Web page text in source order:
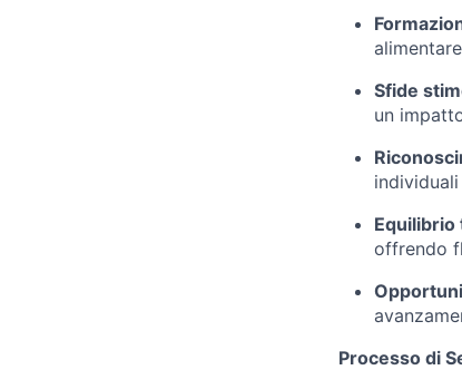
Sfide
un
Equilibrio
offrendo
Processo di